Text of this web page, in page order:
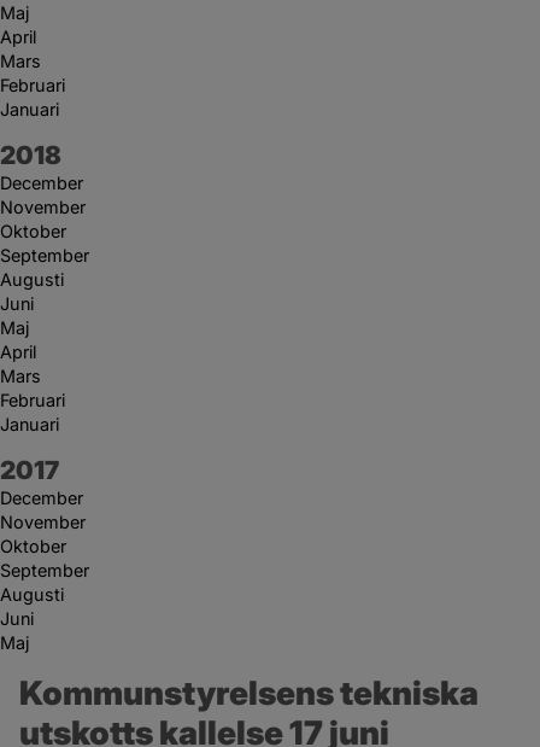
Maj
April
Mars
Februari
Januari
År:
2018
December
November
Oktober
September
Augusti
Juni
Maj
April
Mars
Februari
Januari
År:
2017
December
November
Oktober
September
Augusti
Juni
Maj
Kommunstyrelsens tekniska
utskotts kallelse 17 juni